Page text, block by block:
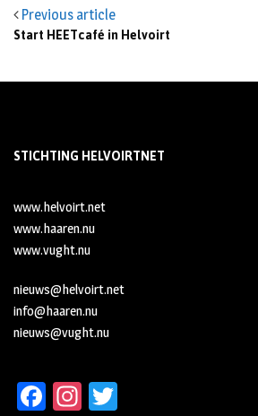
Previous article
Start HEETcafé in Helvoirt
STICHTING HELVOIRTNET
www.helvoirt.net
www.haaren.nu
www.vught.nu
nieuws@helvoirt.net
info@haaren.nu
nieuws@vught.nu
Fa In